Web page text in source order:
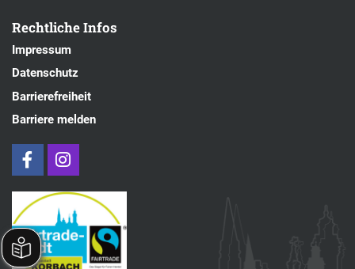
Rechtliche Infos
Impressum
Datenschutz
Barrierefreiheit
Barriere melden